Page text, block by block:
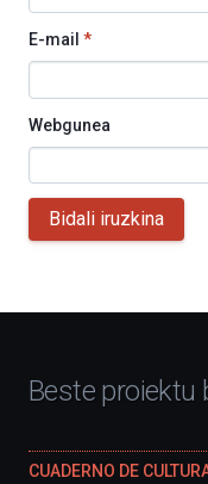
E-mail *
Webgunea
Bidali iruzkina
Beste proiektu
CUADERNO DE